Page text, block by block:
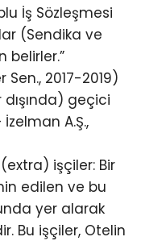
İş Sözleşmesi
(Sendika ve
belirler.”
2017-2019)
geçici
A.Ş.,
işçiler: Bir
edilen ve bu
yer alarak
Bu işçiler, Otelin